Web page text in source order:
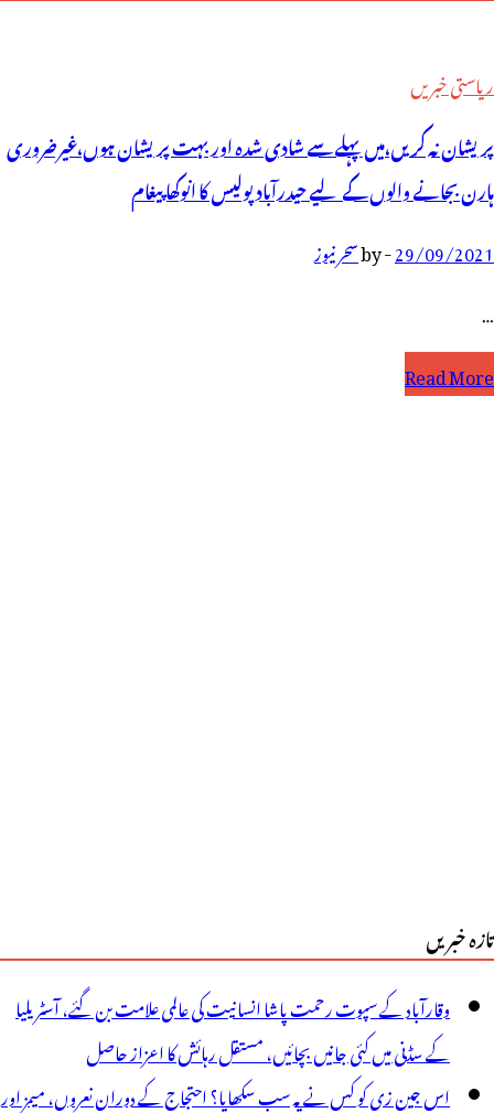
ریاستی خبریں
پریشان نہ کریں،میں پہلے سے شادی شدہ اوربہت پریشان ہوں،غیرضروری
ہارن بجانے والوں کے لیے حیدرآباد پولیس کا انوکھا پیغام
29/09/2021
-
byسحر نیوز
…
پریشان
کے
لیے
پولیس
Read More
تازہ خبریں
وقارآباد کے سپوت رحمت پاشا انسانیت کی عالمی علامت بن گئے، آسٹریلیا
کے سڈنی میں کئی جانیں بچائیں، مستقل رہائش کا اعزاز حاصل
اس جین زی کو کس نے یہ سب سکھایا؟ احتجاج کے دوران نعروں، میمز اور